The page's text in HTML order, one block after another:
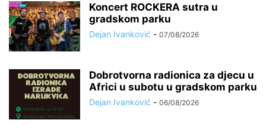
Koncert ROCKERA sutra u
gradskom parku
Dejan Ivanković - 07/08/2026
Dobrotvorna radionica za djecu u
Africi u subotu u gradskom parku
Dejan Ivanković - 06/08/2026